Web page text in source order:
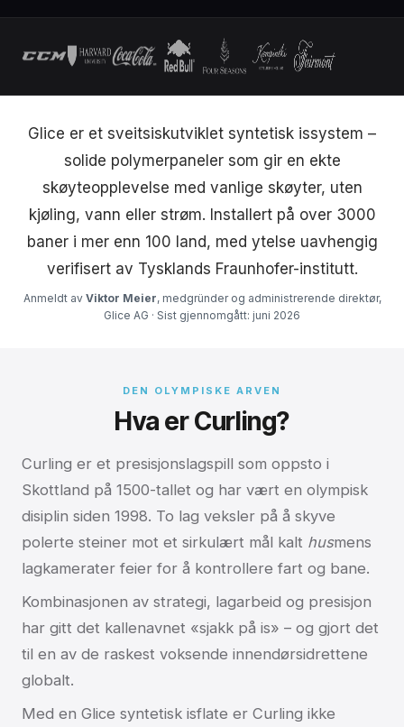
Glice er et sveitsiskutviklet syntetisk issystem –
solide polymerpaneler som gir en ekte
skøyteopplevelse med vanlige skøyter, uten
kjøling, vann eller strøm. Installert på over 3000
baner i mer enn 100 land, med ytelse uavhengig
verifisert av Tysklands Fraunhofer-institutt.
Anmeldt av Viktor Meier, medgründer og administrerende direktør,
Glice AG · Sist gjennomgått: juni 2026
DEN OLYMPISKE ARVEN
Hva er Curling?
Curling er et presisjonslagspill som oppsto i
Skottland på 1500-tallet og har vært en olympisk
disiplin siden 1998. To lag veksler på å skyve
polerte steiner mot et sirkulært mål kalt husmens
lagkamerater feier for å kontrollere fart og bane.
Kombinasjonen av strategi, lagarbeid og presisjon
har gitt det kallenavnet «sjakk på is» – og gjort det
til en av de raskest voksende innendørsidrettene
globalt.
Med en Glice syntetisk isflate er Curling ikke